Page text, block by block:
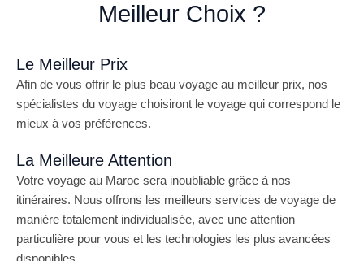
Meilleur Choix ?
Le Meilleur Prix
Afin de vous offrir le plus beau voyage au meilleur prix, nos
spécialistes du voyage choisiront le voyage qui correspond le
mieux à vos préférences.
La Meilleure Attention
Votre voyage au Maroc sera inoubliable grâce à nos
itinéraires. Nous offrons les meilleurs services de voyage de
manière totalement individualisée, avec une attention
particulière pour vous et les technologies les plus avancées